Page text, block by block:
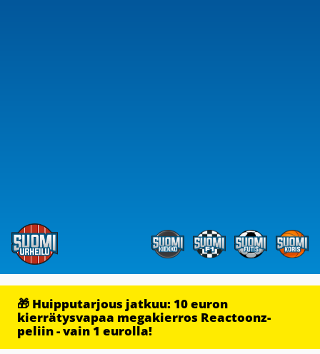
🎁 Huipputarjous jatkuu: 10 euron
kierrätysvapaa megakierros Reactoonz-
peliin - vain 1 eurolla!